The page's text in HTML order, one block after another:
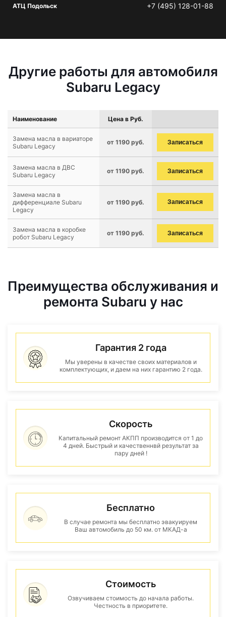
АТЦ Подольск +7 (495) 128-01-88
Другие работы для автомобиля
Subaru Legacy
Наименование Цена в Руб.
Замена масла в вариаторе
Subaru Legacy
от 1190 руб. Записаться
Замена масла в ДВС
Subaru Legacy
от 1190 руб. Записаться
Замена масла в
дифференциале Subaru
Legacy
от 1190 руб. Записаться
Замена масла в коробке
робот Subaru Legacy
от 1190 руб. Записаться
Преимущества обслуживания и
ремонта Subaru у нас
Гарантия 2 года
Мы уверены в качестве своих материалов и
комплектующих, и даем на них гарантию 2 года.
Скорость
Капитальный ремонт АКПП производится от 1 до
4 дней. Быстрый и качественнвй результат за
пару дней !
Бесплатно
В случае ремонта мы бесплатно эвакуируем
Ваш автомобиль до 50 км. от МКАД-а
Стоимость
Озвучиваем стоимость до начала работы.
Честность в приоритете.